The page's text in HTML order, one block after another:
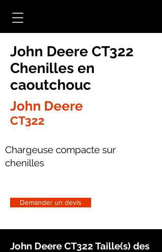
John Deere CT322
Chenilles en
caoutchouc
John Deere
CT322
Chargeuse compacte sur
chenilles
Demander un devis
John Deere CT322 Taille(s) des